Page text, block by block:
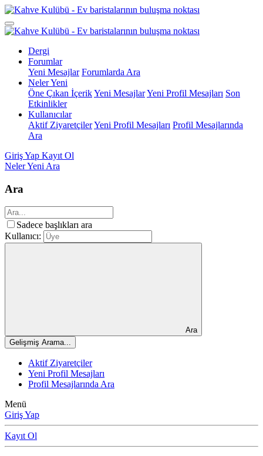
Dergi
Forumlar
Yeni Mesajlar Forumlarda Ara
Neler Yeni
Öne Çıkan İçerikYeni MesajlarYeni Profil Mesajları Son
Etkinlikler
Kullanıcılar
Aktif ZiyaretçilerYeni Profil Mesajları Profil Mesajlarında
Ara
Giriş Yap Kayıt Ol
Neler Yeni Ara
Ara
Sadece başlıkları ara
Kullanıcı:
Ara
Gelişmiş Arama...
Aktif Ziyaretçiler
Yeni Profil Mesajları
Profil Mesajlarında Ara
Menü
Giriş Yap
Kayıt Ol